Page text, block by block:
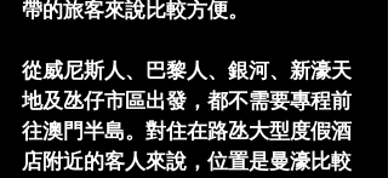
帶的旅客來說比較方便。
從威尼斯人、巴黎人、銀河、新濠天
地及氹仔市區出發，都不需要專程前
往澳門半島。對住在路氹大型度假酒
店附近的客人來說，位置是曼濠比較